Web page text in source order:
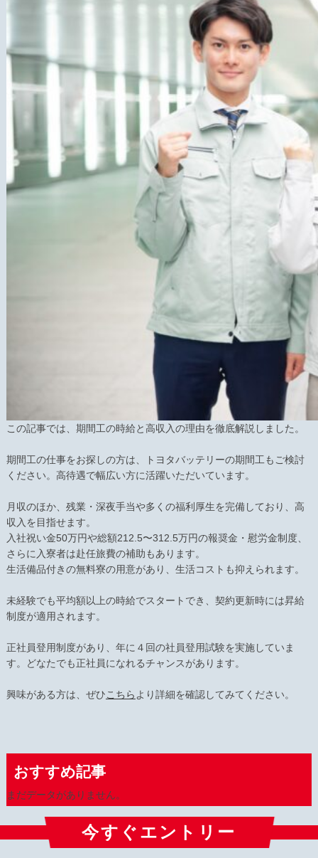
この記事では、期間工の時給と高収入の理由を徹底解説しました。
期間工の仕事をお探しの方は、トヨタバッテリーの期間工もご検討
ください。高待遇で幅広い方に活躍いただいています。
月収のほか、残業・深夜手当や多くの福利厚生を完備しており、高
収入を目指せます。
入社祝い金50万円や総額212.5〜312.5万円の報奨金・慰労金制度、
さらに入寮者は赴任旅費の補助もあります。
生活備品付きの無料寮の用意があり、生活コストも抑えられます。
未経験でも平均額以上の時給でスタートでき、契約更新時には昇給
制度が適用されます。
正社員登用制度があり、年に４回の社員登用試験を実施していま
す。どなたでも正社員になれるチャンスがあります。
興味がある方は、ぜひこちら より詳細を確認してみてください。
おすすめ記事
まだデータがありません。
今すぐエントリー